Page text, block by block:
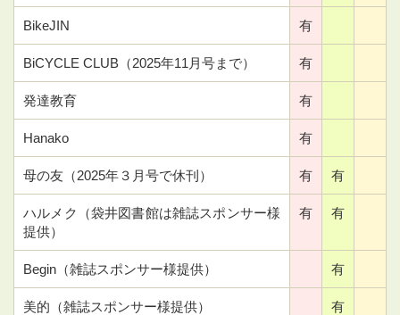
BikeJIN 有
BiCYCLE CLUB（2025年11月号まで） 有
発達教育 有
Hanako 有
母の友（2025年３月号で休刊） 有 有
ハルメク（袋井図書館は雑誌スポンサー様
提供）
有 有
Begin（雑誌スポンサー様提供） 有
美的（雑誌スポンサー様提供） 有